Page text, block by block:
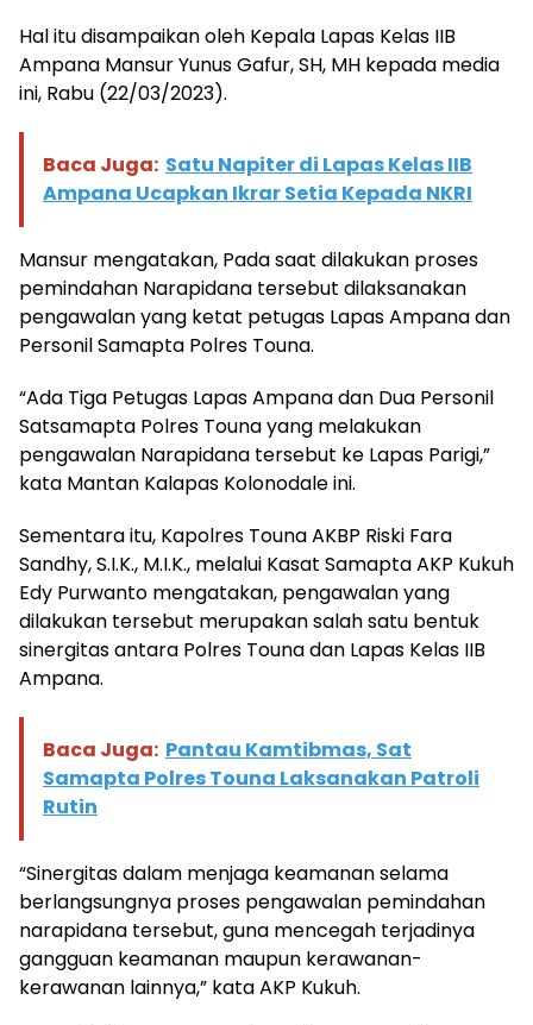
Hal itu disampaikan oleh Kepala Lapas Kelas IIB
Ampana Mansur Yunus Gafur, SH, MH kepada media
ini, Rabu (22/03/2023).
Baca Juga: Satu Napiter di Lapas Kelas IIB
Ampana Ucapkan Ikrar Setia Kepada NKRI
Mansur mengatakan, Pada saat dilakukan proses
pemindahan Narapidana tersebut dilaksanakan
pengawalan yang ketat petugas Lapas Ampana dan
Personil Samapta Polres Touna.
“Ada Tiga Petugas Lapas Ampana dan Dua Personil
Satsamapta Polres Touna yang melakukan
pengawalan Narapidana tersebut ke Lapas Parigi,”
kata Mantan Kalapas Kolonodale ini.
Sementara itu, Kapolres Touna AKBP Riski Fara
Sandhy, S.I.K., M.I.K., melalui Kasat Samapta AKP Kukuh
Edy Purwanto mengatakan, pengawalan yang
dilakukan tersebut merupakan salah satu bentuk
sinergitas antara Polres Touna dan Lapas Kelas IIB
Ampana.
Baca Juga: Pantau Kamtibmas, Sat
Samapta Polres Touna Laksanakan Patroli
Rutin
“Sinergitas dalam menjaga keamanan selama
berlangsungnya proses pengawalan pemindahan
narapidana tersebut, guna mencegah terjadinya
gangguan keamanan maupun kerawanan-
kerawanan lainnya,” kata AKP Kukuh.